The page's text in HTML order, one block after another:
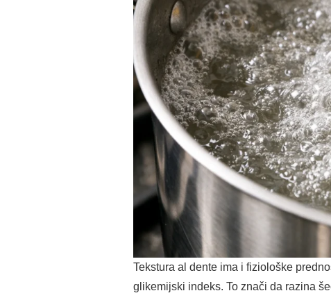
Tekstura al dente ima i fiziološke
glikemijski indeks. To znači da razina